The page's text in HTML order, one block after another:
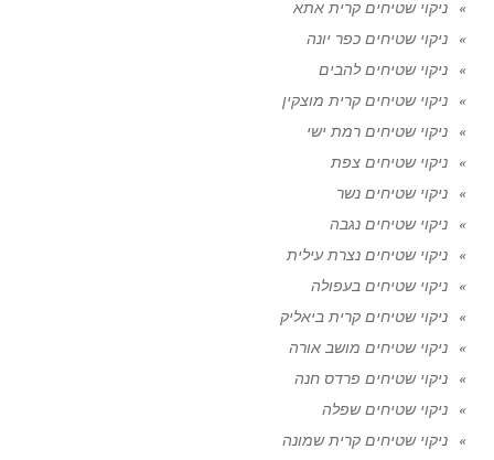
ניקוי שטיחים קרית אתא
ניקוי שטיחים כפר יונה
ניקוי שטיחים להבים
ניקוי שטיחים קרית מוצקין
ניקוי שטיחים רמת ישי
ניקוי שטיחים צפת
ניקוי שטיחים נשר
ניקוי שטיחים נגבה
ניקוי שטיחים נצרת עילית
ניקוי שטיחים בעפולה
ניקוי שטיחים קרית ביאליק
ניקוי שטיחים מושב אורה
ניקוי שטיחים פרדס חנה
ניקוי שטיחים שפלה
ניקוי שטיחים קרית שמונה